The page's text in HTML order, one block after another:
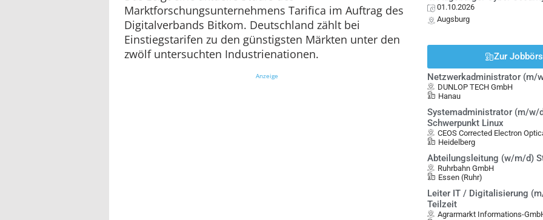
Marktforschungsunternehmens Tarifica im Auftrag des
Digitalverbands Bitkom. Deutschland zählt bei
Einstiegstarifen zu den günstigsten Märkten unter den
zwölf untersuchten Industrienationen.
Anzeige
01.10.2026
Augsburg
Zur
Netzwerkadministrator (m/
DUNLOP TECH GmbH
Hanau
Systemadministrator (m/w/
Schwerpunkt Linux
CEOS Corrected Electron
Heidelberg
Abteilungsleitung (w/m/d)
Ruhrbahn GmbH
Essen (Ruhr)
Leiter IT / Digitalisierung
Teilzeit
Agrarmarkt Informations-